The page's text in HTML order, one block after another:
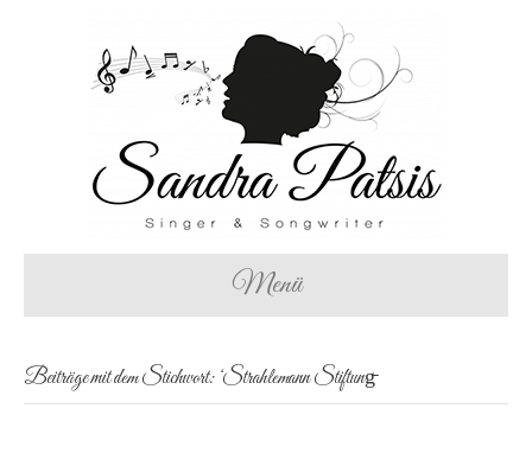
Menü
Beiträge mit dem Stichwort: ‘Strahlemann Stiftung̵